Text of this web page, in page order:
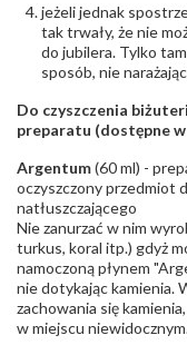
jeżeli jednak
tak trwały, że nie
do jubilera. Tylko
sposób, nie
Do czyszczenia
preparatu (dostępne
Argentum(60 ml) -
oczyszczony przedmiot
natłuszczającego
Nie zanurzać w nim
turkus, koral itp.) gdyż
namoczoną płynem
nie dotykając kamienia.
zachowania się
w miejscu